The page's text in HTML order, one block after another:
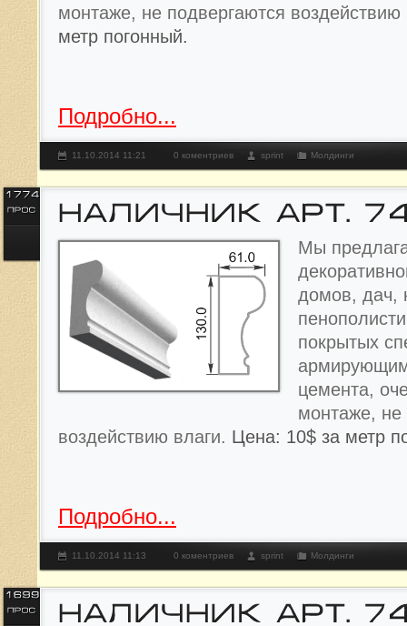
монтаже, не подвергаются
метр погонный.
Подробно...
11.10.2014 11:21 0 коментриев sprint Молдинги
Мы
домов, дач,
покрытых
цемента,
монтаже, не
воздействию влаги. Цена: 10$ за метр
Подробно...
11.10.2014 11:13 0 коментриев sprint Молдинги